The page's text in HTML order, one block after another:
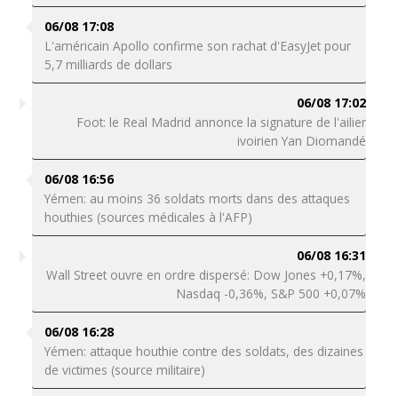
06/08 17:08
L'américain Apollo confirme son rachat d'EasyJet pour
5,7 milliards de dollars
06/08 17:02
Foot: le Real Madrid annonce la signature de l'ailier
ivoirien Yan Diomandé
06/08 16:56
Yémen: au moins 36 soldats morts dans des attaques
houthies (sources médicales à l'AFP)
06/08 16:31
Wall Street ouvre en ordre dispersé: Dow Jones +0,17%,
Nasdaq -0,36%, S&P 500 +0,07%
06/08 16:28
Yémen: attaque houthie contre des soldats, des dizaines
de victimes (source militaire)